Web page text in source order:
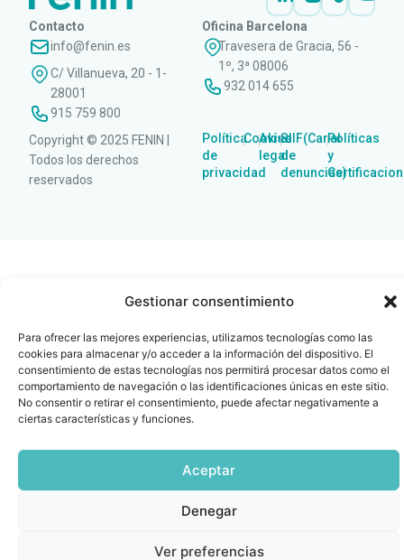
Gestionar consentimiento
Para ofrecer las mejores experiencias, utilizamos tecnologías como las
cookies para almacenar y/o acceder a la información del dispositivo. El
consentimiento de estas tecnologías nos permitirá procesar datos como el
comportamiento de navegación o las identificaciones únicas en este sitio.
No consentir o retirar el consentimiento, puede afectar negativamente a
ciertas características y funciones.
Aceptar
Denegar
Ver preferencias
Contacto
info@fenin.es
C/ Villanueva, 20 - 1-
28001
915 759 800
Oficina Barcelona
Travesera de Gracia, 56 -
1º, 3ª 08006
932 014 655
Copyright © 2025 FENIN |
Todos los derechos
reservados
Política
de
privacidad
|Cookies
|Aviso
legal
|SIIF(Canal
de
denuncias)
|Políticas
y